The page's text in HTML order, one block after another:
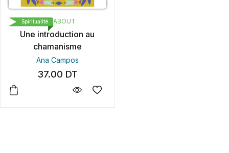
MARABOUT
Une introduction au
chamanisme
Ana Campos
37.00 DT
Spiritualité